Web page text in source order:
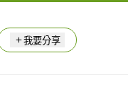
我要分享